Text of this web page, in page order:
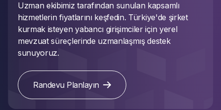
Uzman ekibimiz tarafından sunulan kapsamlı
hizmetlerin fiyatlarını keşfedin. Türkiye'de şirket
kurmak isteyen yabancı girişimciler için yerel
mevzuat süreçlerinde uzmanlaşmış destek
sunuyoruz.
Randevu Planlayın